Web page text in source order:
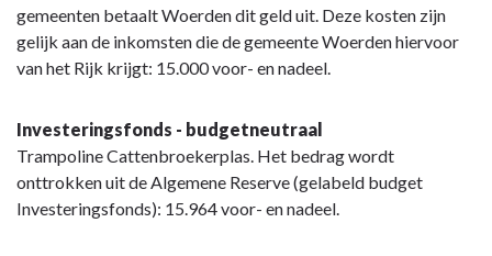
gemeenten betaalt Woerden dit geld uit. Deze kosten zijn
gelijk aan de inkomsten die de gemeente Woerden hiervoor
van het Rijk krijgt: 15.000 voor- en nadeel.
Investeringsfonds - budgetneutraal
Trampoline Cattenbroekerplas. Het bedrag wordt
onttrokken uit de Algemene Reserve (gelabeld budget
Investeringsfonds): 15.964 voor- en nadeel.